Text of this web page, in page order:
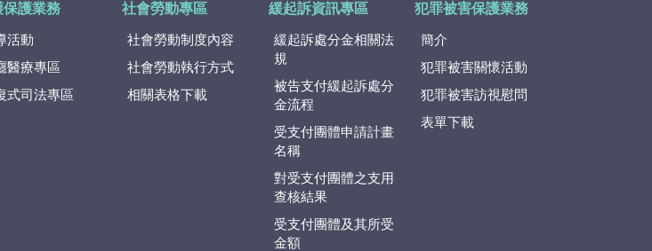
保護業務
活動
醫療專區
式司法專區
社會勞動專區
社會勞動制度內容
社會勞動執行方式
相關表格下載
緩起訴資訊專區
緩起訴處分金相關法
規
被告支付緩起訴處分
金流程
受支付團體申請計畫
名稱
對受支付團體之支用
查核結果
受支付團體及其所受
金額
犯罪被害保護業務
簡介
犯罪被害關懷活動
犯罪被害訪視慰問
表單下載